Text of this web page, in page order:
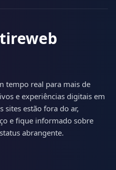
tempo real para mais de
e experiências digitais em
sites estão fora do ar,
e fique informado sobre
abrangente.